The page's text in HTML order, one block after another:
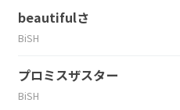
beautifulさ
BiSH
プロミスザスター
BiSH